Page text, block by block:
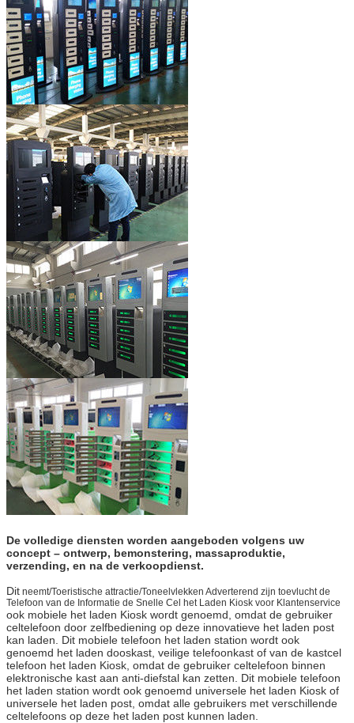
De volledige diensten worden aangeboden volgens uw
concept – ontwerp, bemonstering, massaproduktie,
verzending, en na de verkoopdienst.
Dit neemt/Toeristische attractie/Toneelvlekken Adverterend zijn toevlucht de
Telefoon van de Informatie de Snelle Cel het Laden Kiosk voor Klantenservice
ook mobiele het laden Kiosk wordt genoemd, omdat de gebruiker
celtelefoon door zelfbediening op deze innovatieve het laden post
kan laden. Dit mobiele telefoon het laden station wordt ook
genoemd het laden dooskast, veilige telefoonkast of van de kastcel
telefoon het laden Kiosk, omdat de gebruiker celtelefoon binnen
elektronische kast aan anti-diefstal kan zetten. Dit mobiele telefoon
het laden station wordt ook genoemd universele het laden Kiosk of
universele het laden post, omdat alle gebruikers met verschillende
celtelefoons op deze het laden post kunnen laden.